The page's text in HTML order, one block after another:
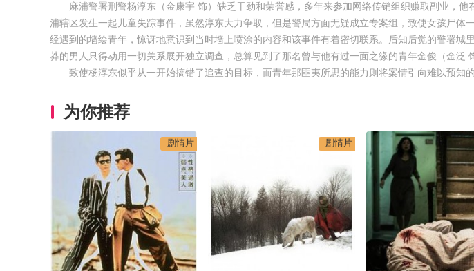
麻浦警署刑警杨淳东（金康宇 饰）缺乏干劲和荣誉感，多年来参加网络传销组织赚取副业，
浦辖区发生一起儿童失踪事件，虽然淳东大力争取，但是警局方面无疑成立专案组，致使女孩尸体
经遇到的墙绘青年，惊讶地意识到当时墙上喷涂的内容和该事件有着密切联系。后知后觉的警署城
莽的男人只得动用一切关系展开独立调查，总算见到了那名曾与他有过一面之缘的青年金俊（金泛
致使杨淳东似乎从一开始搞错了追查的目标，而青年那匪夷所思的能力则将案情引向难以预知
为你推荐
剧情片 剧情片